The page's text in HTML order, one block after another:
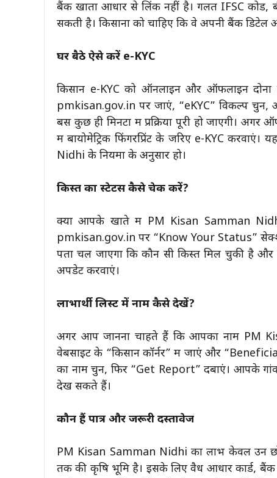
बैंक खाता आधार से लिंक नहीं है। गलत IFSC कोड,
सकती है। किसानों को चाहिए कि वे अपनी बैंक डिटेल
घर बैठे ऐसे करें e-KYC
किसान e-KYC को ऑनलाइन और ऑफलाइन
pmkisan.gov.in पर जाएं, “eKYC” विकल्प चुनें,
बस कुछ ही मिनटों में प्रक्रिया पूरी हो जाएगी।
में बायोमेट्रिक फिंगरप्रिंट के जरिए e-KYC
Nidhi के नियमों के अनुसार हो।
किस्त का स्टेटस कैसे चेक करें?
क्या आपके खाते में PM Kisan Samman
pmkisan.gov.in पर “Know Your Status”
पता चल जाएगा कि कौन सी किस्त मिल चुकी है
अपडेट करवाएं।
लाभार्थी लिस्ट में नाम कैसे देखें?
अगर आप जानना चाहते हैं कि आपका नाम PM
वेबसाइट के “किसान कॉर्नर” में जाएं और
का नाम चुनें, फिर “Get Report” दबाएं। आपके
देख सकते हैं।
कौन हैं पात्र और जरूरी दस्तावेज
PM Kisan Samman Nidhi का लाभ केवल उन
तक की कृषि भूमि है। इसके लिए वैध आधार कार्ड,